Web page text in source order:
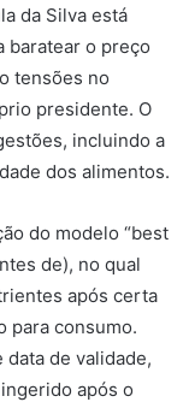
da Silva está
baratear o preço
tensões no
presidente. O
incluindo a
dos alimentos.
do modelo “best
de), no qual
após certa
para consumo.
de validade,
após o